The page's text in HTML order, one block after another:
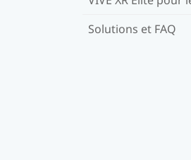
Solutions et FAQ